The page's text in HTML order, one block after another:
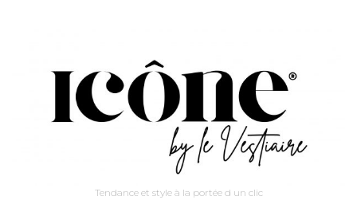
Tendance et style à la portée d un clic